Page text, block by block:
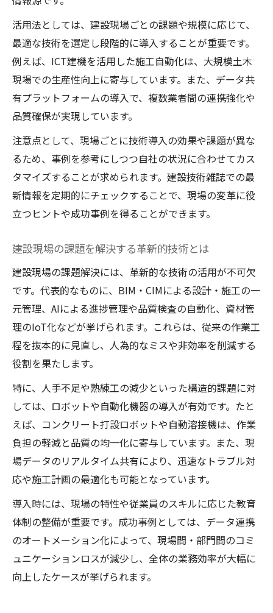
活用法としては、建設現場ごとの課題や規模に応じて、
最適な技術を選定し段階的に導入することが重要です。
例えば、ICT建機を活用した施工自動化は、大規模土木
現場での生産性向上に寄与しています。また、データ共
有プラットフォームの導入で、複数業者間の連携強化や
品質確保が実現しています。
注意点として、現場ごとに技術導入の効果や課題が異な
るため、事例を参考にしつつ自社の状況に合わせてカス
タマイズすることが求められます。建設技術雑誌での最
新情報を定期的にチェックすることで、現場の変革に役
立つヒントや成功事例を得ることができます。
建設現場の課題を解決する革新的技術とは
建設現場の課題解決には、革新的な技術の活用が不可欠
です。代表的なものに、BIM・CIMによる設計・施工の一
元管理、AIによる進捗管理や品質検査の自動化、資材管
理のIoT化などが挙げられます。これらは、従来の作業工
程を抜本的に見直し、人為的なミスや非効率を削減する
役割を果たします。
特に、人手不足や熟練工の減少といった構造的課題に対
しては、ロボットや自動化機器の導入が有効です。たと
えば、コンクリート打設ロボットや自動溶接機は、作業
負担の軽減と品質の均一化に寄与しています。また、現
場データのリアルタイム共有により、迅速なトラブル対
応や施工計画の最適化も可能となっています。
導入時には、現場の特性や従業員のスキルに応じた教育
体制の整備が重要です。成功事例としては、データ連携
のオートメーション化によって、現場間・部門間のコミ
ュニケーションロスが減少し、全体の業務効率が大幅に
向上したケースが挙げられます。